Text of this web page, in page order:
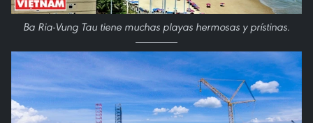
Ba Ria-Vung Tau tiene muchas playas hermosas y prístinas.